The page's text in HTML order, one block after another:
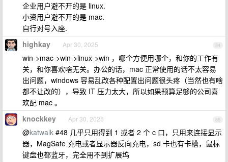
企业用户避不开的是 linux.
小资用户避不开的是 mac.
自行对号入座.
84
highkay Apr 30, 2025
win->mac->win->linux->win ，哪个方便用哪个，和你的工作有
关，和你喜欢啥无关。办公的话，mac 正常使用的话不太容易
出问题，windows 容易乱改各种配置出问题很头疼（当然也有啥
都不让改的），导致 IT 压力太大，所以如果预算足够的公司喜
欢配 mac 。
85
knockkey Apr 30, 2025
@katwalk #48 几乎只用得到 1 或者 2 个 c 口，只用来连接显示
器，MagSafe 充电或者显示器反向充电，sd 卡也有卡槽，鼠标
键盘也都蓝牙，完全用不到扩展坞